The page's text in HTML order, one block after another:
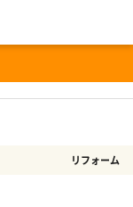
リフォーム